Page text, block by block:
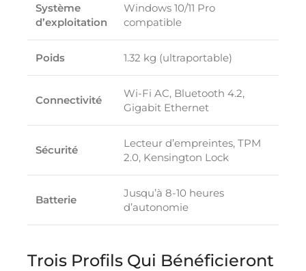
Système
d’exploitation
Windows 10/11 Pro
compatible
Poids 1.32 kg (ultraportable)
Connectivité
Wi-Fi AC, Bluetooth 4.2,
Gigabit Ethernet
Sécurité
Lecteur d’empreintes, TPM
2.0, Kensington Lock
Batterie
Jusqu’à 8-10 heures
d’autonomie
Trois Profils Qui Bénéficieront